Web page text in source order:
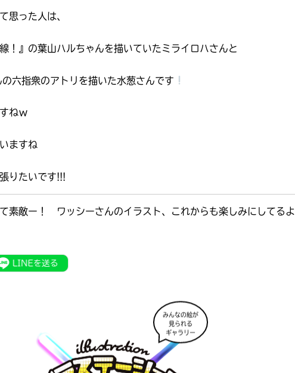
書店に届いた
みんなからのお手紙が
読める
思った人は、
！』の葉山ハルちゃんを描いていたミライロハさんと
六指衆のアトリを描いた水葱さんです
ねｗ
ますね
りたいです!!!
素敵ー！ ワッシーさんのイラスト、これからも楽しみにしてるよ
みんなの絵が
見られる
ギャラリー